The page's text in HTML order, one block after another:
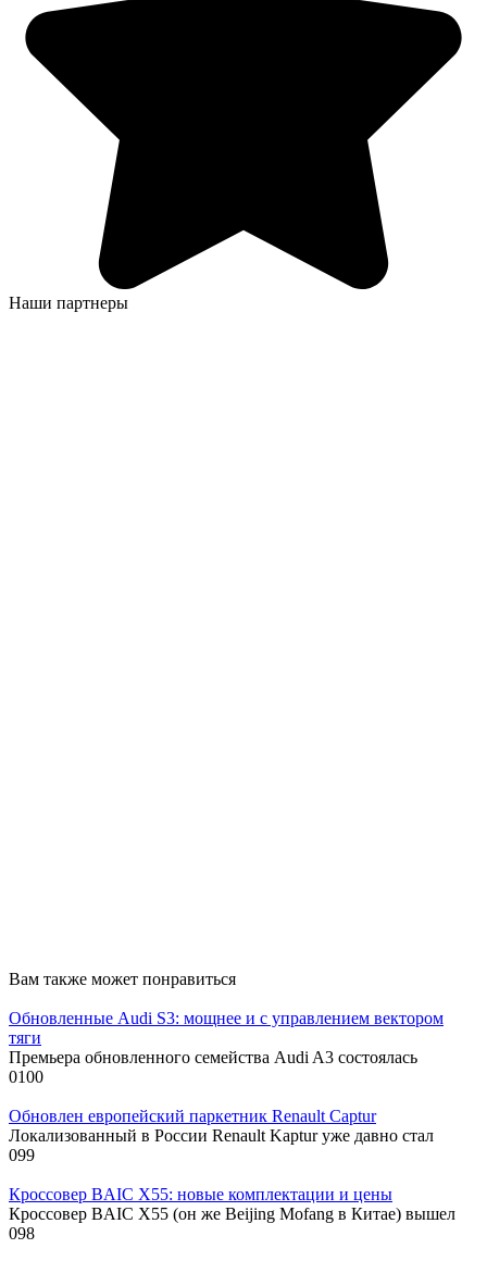
Наши партнеры
Вам также может понравиться
Обновленные Audi S3: мощнее и с управлением вектором
тяги
Премьера обновленного семейства Audi A3 состоялась
0100
Обновлен европейский паркетник Renault Captur
Локализованный в России Renault Kaptur уже давно стал
099
Кроссовер BAIC X55: новые комплектации и цены
Кроссовер BAIC X55 (он же Beijing Mofang в Китае) вышел
098